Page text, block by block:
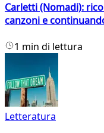
Carletti (Nomadi):
canzoni e
1 min di lettura
Letteratura